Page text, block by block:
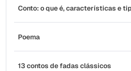
Conto: o que é, características e
Poema
13 contos de fadas clássicos